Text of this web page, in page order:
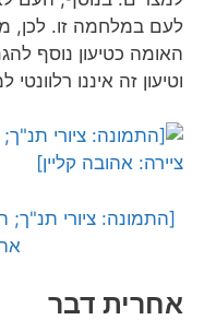
לעם במלחמה זו. לכן,
האומה כטיעון נוסף
וטיעון זה איננו
[התמונה: ציורי תנ"ך;
אחרית דבר